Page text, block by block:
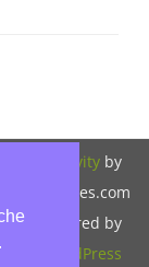
ZeroGravityby
Powered by
WordPress